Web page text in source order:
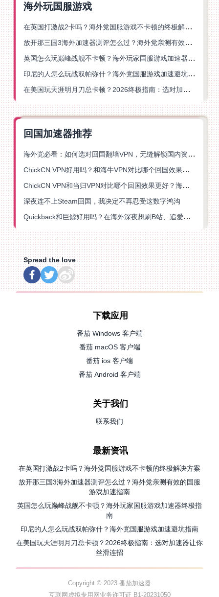
海外玩国服游戏
在英国打激战2卡吗？海外党国服游戏不卡顿的终极解决方案
放开那三国3海外加速器测评怎么过？海外党亲测有效的国服游戏加速指南
英国怎么玩巅峰战舰不卡顿？海外玩家国服游戏加速器终极指南
印尼的人怎么玩战双帕弥什？海外党国服游戏加速避坑指南
在美国玩天涯明月刀总卡顿？2026终极指南：选对加速器让你丝滑连招
回国加速器推荐
海外党必看：如何选对回国翻墙VPN，无缝解锁国内资源？
ChickCN VPN好用吗？和海牛VPN对比哪个回国效果更好？
ChickCN VPN和当归VPN对比哪个回国效果更好？海外党亲测后选了它
深夜连不上Steam回国，我决定不再忍受这数字鸿沟
Quickback和巨鲸好用吗？在海外深夜想刷B站、追爱奇艺的你，或许正需要这份答案
Spread the love
下载应用
番茄 Windows 客户端
番茄 macOS 客户端
番茄 ios 客户端
番茄 Android 客户端
关于我们
联系我们
最新资讯
在英国打激战2卡吗？海外党国服游戏不卡顿的终极解决方案
放开那三国3海外加速器测评怎么过？海外党亲测有效的国服
游戏加速指南
英国怎么玩巅峰战舰不卡顿？海外玩家国服游戏加速器终极指
南
印尼的人怎么玩战双帕弥什？海外党国服游戏加速避坑指南
在美国玩天涯明月刀总卡顿？2026终极指南：选对加速器让你
丝滑连招
Copyright © 2023 番茄加速器
互联网虚拟专用网业务许可证 B1-20231050